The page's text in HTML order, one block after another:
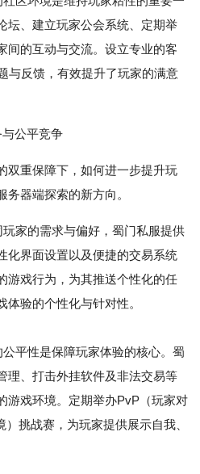
坛、建立玩家公会系统、定期举
间的互动与交流。设立专业的客
与反馈，有效提升了玩家的满意
公平竞争
双重保障下，如何进一步提升玩
器端探索的新方向。
家的需求与偏好，蜀门私服提供
化界面设置以及便捷的交易系统
游戏行为，为其推送个性化的任
验的个性化与针对性。
性是保障玩家体验的核心。蜀
理、打击外挂软件及非法交易等
游戏环境。定期举办PvP（玩家对
挑战赛，为玩家提供展示自我、